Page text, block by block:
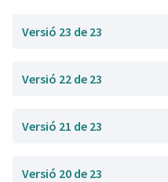
Versió 23 de 23
Versió 22 de 23
Versió 21 de 23
Versió 20 de 23